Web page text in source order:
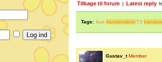
Tilbage til forum Latest reply
Tags: bus murstensbus T3
Gustav_t Member